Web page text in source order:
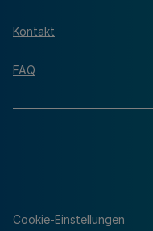
Kontakt
FAQ
Cookie-Einstellungen